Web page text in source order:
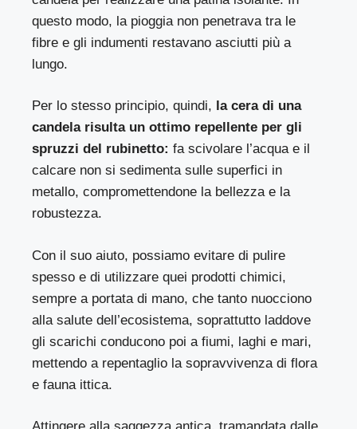
questo modo, la pioggia non penetrava tra le
fibre e gli indumenti restavano asciutti più a
lungo.
Per lo stesso principio, quindi, la cera di una
candela risulta un ottimo repellente per gli
spruzzi del rubinetto: fa scivolare l’acqua e il
calcare non si sedimenta sulle superfici in
metallo, compromettendone la bellezza e la
robustezza.
Con il suo aiuto, possiamo evitare di pulire
spesso e di utilizzare quei prodotti chimici,
sempre a portata di mano, che tanto nuocciono
alla salute dell’ecosistema, soprattutto laddove
gli scarichi conducono poi a fiumi, laghi e mari,
mettendo a repentaglio la sopravvivenza di flora
e fauna ittica.